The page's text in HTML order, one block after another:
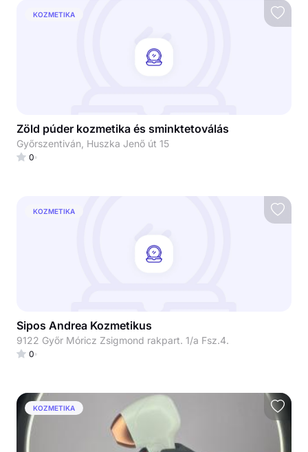
KOZMETIKA
Zöld púder kozmetika és sminktetoválás
Győrszentiván, Huszka Jenő út 15
0
KOZMETIKA
Sipos Andrea Kozmetikus
9122 Győr Móricz Zsigmond rakpart. 1/a Fsz.4.
0
KOZMETIKA